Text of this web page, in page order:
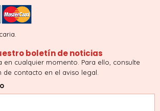
boletín de noticias
en cualquier momento. Para ello, consulte
de contacto en el aviso legal.